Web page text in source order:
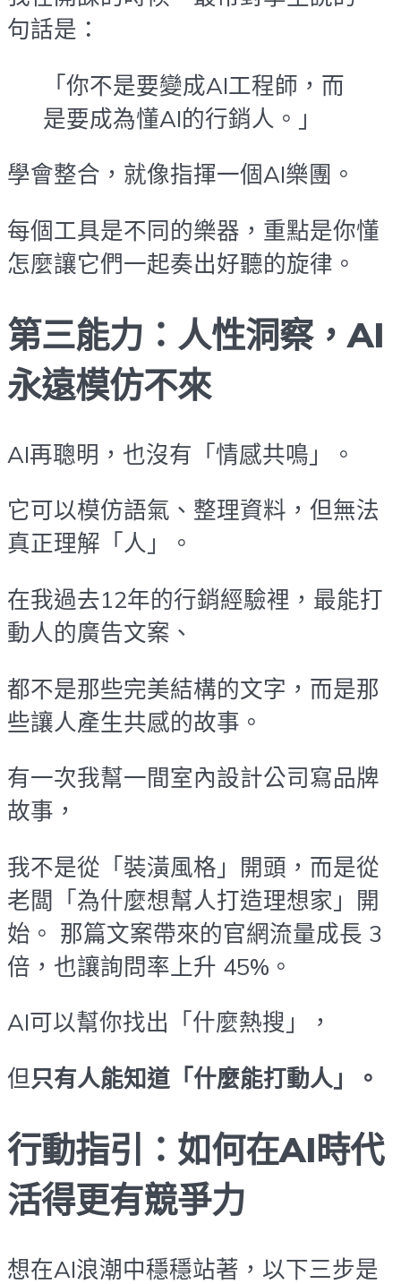
句話是：
「你不是要變成AI工程師，而
是要成為懂AI的行銷人。」
學會整合，就像指揮一個AI樂團。
每個工具是不同的樂器，重點是你懂
怎麼讓它們一起奏出好聽的旋律。
第三能力：人性洞察，AI
永遠模仿不來
AI再聰明，也沒有「情感共鳴」。
它可以模仿語氣、整理資料，但無法
真正理解「人」。
在我過去12年的行銷經驗裡，最能打
動人的廣告文案、
都不是那些完美結構的文字，而是那
些讓人產生共感的故事。
有一次我幫一間室內設計公司寫品牌
故事，
我不是從「裝潢風格」開頭，而是從
老闆「為什麼想幫人打造理想家」開
始。 那篇文案帶來的官網流量成長 3
倍，也讓詢問率上升 45%。
AI可以幫你找出「什麼熱搜」，
但只有人能知道「什麼能打動人」。
行動指引：如何在AI時代
活得更有競爭力
想在AI浪潮中穩穩站著，以下三步是